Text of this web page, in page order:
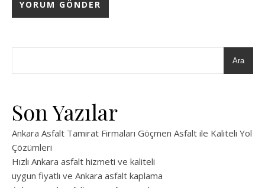
Ara
Son Yazılar
Ankara Asfalt Tamirat Firmaları Göçmen Asfalt ile Kaliteli Yol
Çözümleri
Hızlı Ankara asfalt hizmeti ve kaliteli
uygun fiyatlı ve Ankara asfalt kaplama